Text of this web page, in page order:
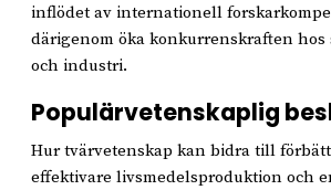
inflödet av internationell
därigenom öka konkurrenskraften
och industri.
Populärvetenskaplig
Hur tvärvetenskap kan bidra till
effektivare livsmedelsproduktion och